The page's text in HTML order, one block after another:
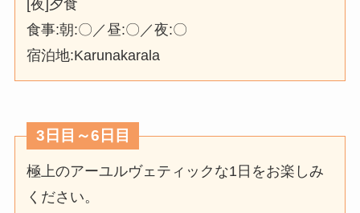
[夜]夕食
食事:朝:〇／昼:〇／夜:〇
宿泊地:Karunakarala
3日目～6日目
極上のアーユルヴェティックな1日をお楽しみ
ください。